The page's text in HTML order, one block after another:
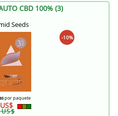
CBD 100% (3)
Seeds
-10%
por paquete